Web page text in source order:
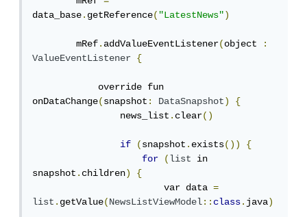
data_base.getReference("LatestNews")
        mRef
.addValueEventListener(object :
ValueEventListener
{
            override fun
onDataChange(snapshot: DataSnapshot)
{
                news_list
.clear()
if (snapshot.exists())
{
for
(list
in
snapshot.children)
{
                        var data
=
list.getValue(NewsListViewModel::class.java)